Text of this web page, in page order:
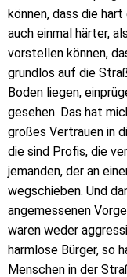
können, dass die
auch einmal härter,
vorstellen können,
grundlos auf die
Boden liegen,
gesehen. Das hat
großes Vertrauen in
die sind Profis, die
jemanden, der an
wegschieben. Und
angemessenen
waren weder
harmlose Bürger, so
Menschen in der